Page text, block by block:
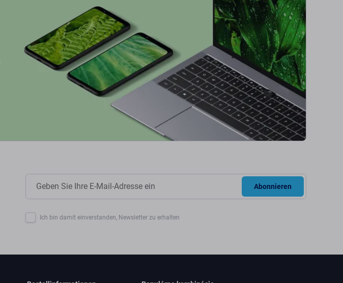
Abonnieren
Ich bin damit einverstanden, Newsletter zu erhalten